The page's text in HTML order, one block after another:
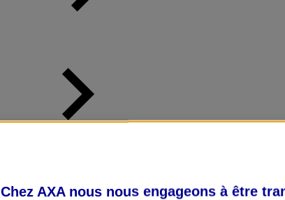
Chez AXA nous nous engageons à être